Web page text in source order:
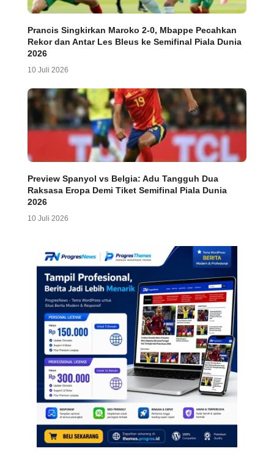
Prancis Singkirkan Maroko 2-0, Mbappe Pecahkan
Rekor dan Antar Les Bleus ke Semifinal Piala Dunia
2026
10 Juli 2026
Preview Spanyol vs Belgia: Adu Tangguh Dua
Raksasa Eropa Demi Tiket Semifinal Piala Dunia
2026
10 Juli 2026